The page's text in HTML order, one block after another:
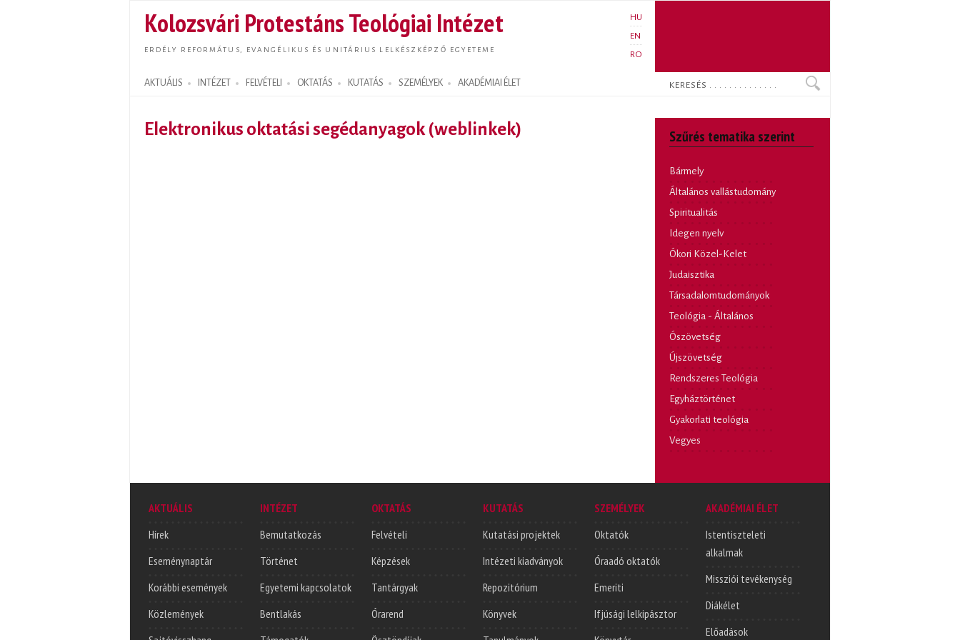
tartalomra
Kolozsvári Protestáns Teológiai Intézet
ERDÉLY REFORMÁTUS, EVANGÉLIKUS ÉS UNITÁRIUS LELKÉSZKÉPZŐ EGYETEME
HU
EN
RO
AKTUÁLIS INTÉZET FELVÉTELI OKTATÁS KUTATÁS SZEMÉLYEK AKADÉMIAI ÉLET
Search form
Keresés
Elektronikus oktatási segédanyagok (weblinkek) Szűrés tematika szerint
Bármely
Általános vallástudomány
Spiritualitás
Idegen nyelv
Ókori Közel-Kelet
Judaisztika
Társadalomtudományok
Teológia - Általános
Ószövetség
Újszövetség
Rendszeres Teológia
Egyháztörténet
Gyakorlati teológia
Vegyes
AKTUÁLIS
Hírek
Eseménynaptár
Korábbi események
Közlemények
INTÉZET
Bemutatkozás
Történet
Egyetemi kapcsolatok
Bentlakás
OKTATÁS
Felvételi
Képzések
Tantárgyak
Órarend
KUTATÁS
Kutatási projektek
Intézeti kiadványok
Repozitórium
Könyvek
SZEMÉLYEK
Oktatók
Óraadó oktatók
Emeriti
Ifjúsági lelkipásztor
AKADÉMIAI ÉLET
Istentiszteleti
alkalmak
Missziói tevékenység
Diákélet
Előadások